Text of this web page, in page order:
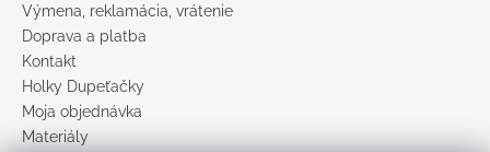
Výmena, reklamácia, vrátenie
Doprava a platba
Kontakt
Holky Dupeťačky
Moja objednávka
Materiály